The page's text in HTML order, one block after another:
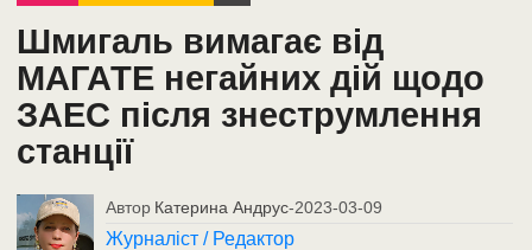
Шмигаль вимагає від
МАГАТЕ негайних дій щодо
ЗАЕС після знеструмлення
станції
Автор Катерина Андрус-2023-03-09
Журналіст / Редактор